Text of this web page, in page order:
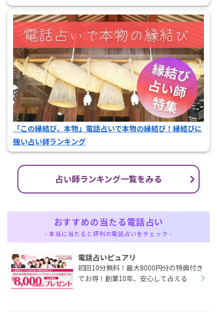
「この縁結び、本物」電話占いで本物の縁結び！縁結びに
強い占い師ランキング
占い師ランキング一覧をみる
おすすめの当たる電話占い
- 本当に当たると評判の電話占いをチェック -
電話占いピュアリ
初回10分無料！最大8000円分の特典付き
でお得！創業10年、安心して占える